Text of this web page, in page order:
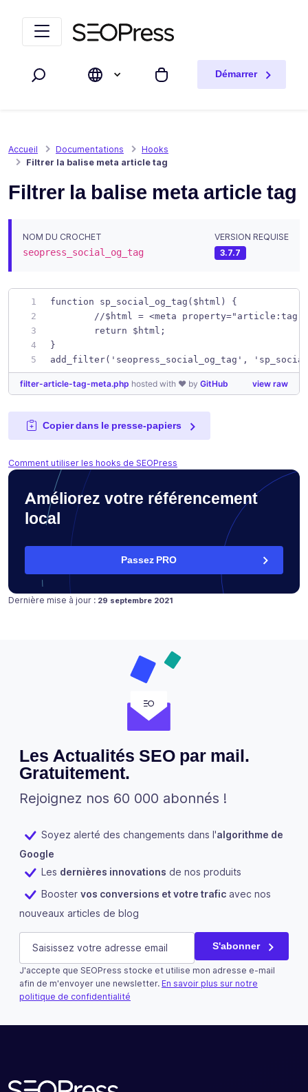
Rechercher Mon panier
Démarrer
Accueil Documentations
Hooks
Filtrer la balise meta article tag
Filtrer la balise meta article tag
NOM DU CROCHET
seopress_social_og_tag
VERSION REQUISE
3.7.7
function sp_social_og_tag($html) {
//$html = <meta
	return $html;
}
add_filter('seopress_social_og_tag',
view raw
filter-article-tag-meta.php hosted with ❤ by GitHub
Copier dans le presse-papiers
Comment utiliser les hooks de SEOPress
Améliorez votre référencement
local
Passez PRO
Dernière mise à jour : Publié le
23 novembre 2019
29 septembre 2021
Les Actualités SEO par mail.
Gratuitement.
Rejoignez nos 60 000 abonnés !
Soyez alerté des changements dans l'algorithme de
Google
Les dernières innovations de nos produits
Booster vos conversions et votre trafic avec nos
nouveaux articles de blog
Phone
Ce champ n’est utilisé qu’à des fins de validation et
E-mail (Nécessaire) S'abonner
J'accepte que SEOPress stocke et utilise mon adresse e-mail
afin de m'envoyer une newsletter. En savoir plus sur notre
politique de confidentialité